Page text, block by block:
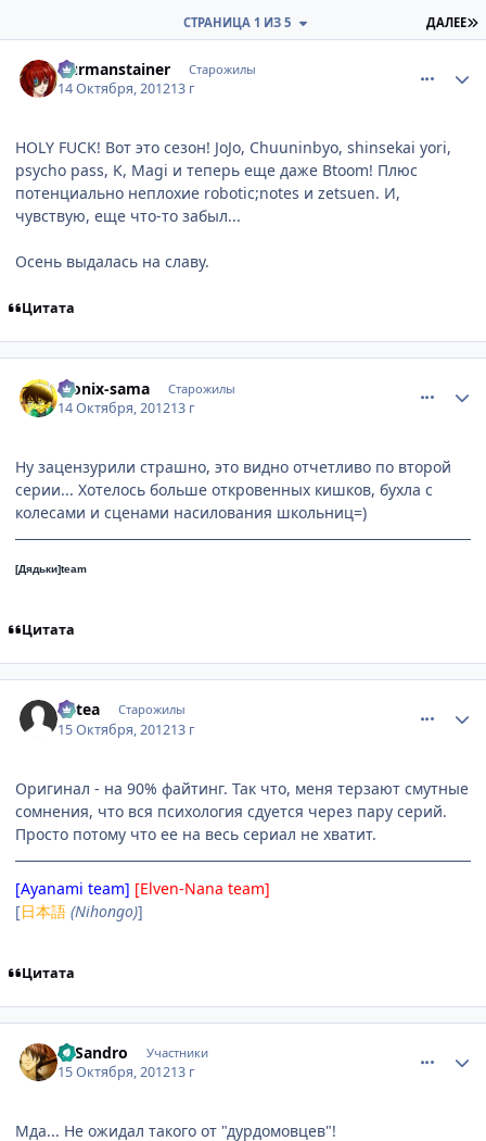
ДАЛЕЕ
СТРАНИЦА 1 ИЗ 5
Durmanstainer Старожилы
14 Октября, 201213 г
HOLY FUCK! Вот это сезон! JoJo, Chuuninbyo, shinsekai yori,
psycho pass, K, Magi и теперь еще даже Btoom! Плюс
потенциально неплохие robotic;notes и zetsuen. И,
чувствую, еще что-то забыл...
Осень выдалась на славу.
Цитата
Monix-sama Старожилы
14 Октября, 201213 г
Ну зацензурили страшно, это видно отчетливо по второй
серии... Хотелось больше откровенных кишков, бухла с
колесами и сценами насилования школьниц=)
[Дядьки]team
Цитата
Mitea Старожилы
15 Октября, 201213 г
Оригинал - на 90% файтинг. Так что, меня терзают смутные
сомнения, что вся психология сдуется через пару серий.
Просто потому что ее на весь сериал не хватит.
[Ayanami team] [Elven-Nana team]
[日本語 (Nihongo)]
Цитата
El Sandro Участники
15 Октября, 201213 г
Мда... Не ожидал такого от "дурдомовцев"!